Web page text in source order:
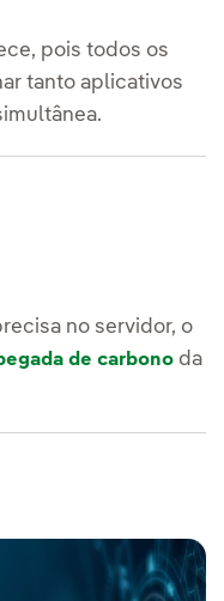
pois todos os
tanto aplicativos
no servidor, o
de carbono da